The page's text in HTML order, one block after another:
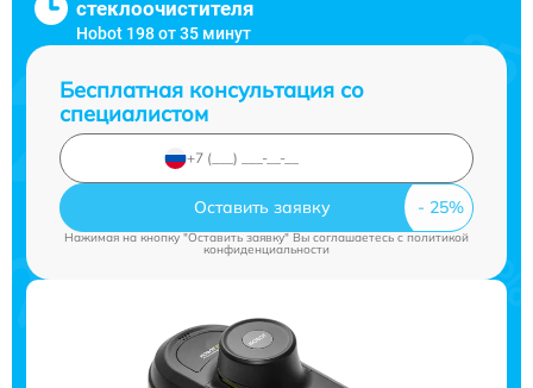
стеклоочистителя
Hobot 198 от 35 минут
Бесплатная консультация со
специалистом
Оставить заявку
Нажимая на кнопку "Оставить заявку" Вы соглашаетесь cполитикой
конфиденциальности